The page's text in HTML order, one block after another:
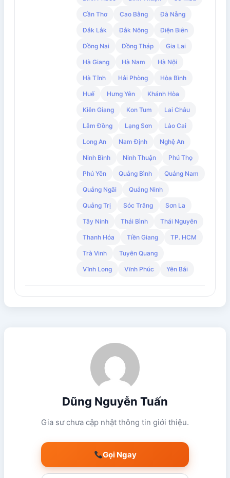
Cần Thơ Cao Bằng Đà Nẵng
Đắk Lắk Đắk Nông Điện Biên
Đồng Nai Đồng Tháp Gia Lai
Hà Giang Hà Nam Hà Nội
Hà Tĩnh Hải Phòng Hòa Bình
Huế Hưng Yên Khánh Hòa
Kiên Giang Kon Tum Lai Châu
Lâm Đồng Lạng Sơn Lào Cai
Long An Nam Định Nghệ An
Ninh Bình Ninh Thuận Phú Thọ
Phú Yên Quảng Bình Quảng Nam
Quảng Ngãi Quảng Ninh
Quảng Trị Sóc Trăng Sơn La
Tây Ninh Thái Bình Thái Nguyên
Thanh Hóa Tiền Giang TP. HCM
Trà Vinh Tuyên Quang
Vĩnh Long Vĩnh Phúc Yên Bái
Dũng Nguyễn Tuấn
Gia sư chưa cập nhật thông tin giới thiệu.
Gọi Ngay